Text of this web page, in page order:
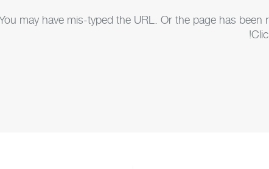
may have mis-typed the URL. Or the page has been